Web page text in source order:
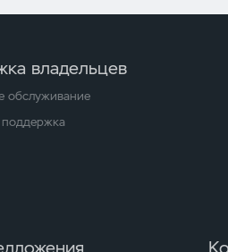
владельцев
обслуживание
поддержка